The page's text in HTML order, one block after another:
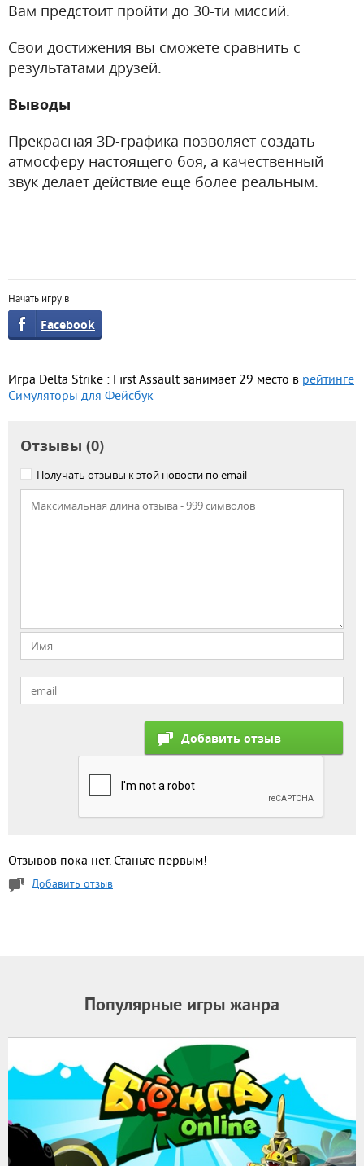
Вам предстоит пройти до 30-ти миссий.
Свои достижения вы сможете сравнить с
результатами друзей.
Выводы
Прекрасная 3D-графика позволяет создать
атмосферу настоящего боя, а качественный
звук делает действие еще более реальным.
Начать игру в
Facebook
Игра Delta Strike : First Assault занимает 29 место в рейтинге
Симуляторы для Фейсбук
Отзывы (0)
Получать отзывы к этой новости по email
Отзывов пока нет. Станьте первым!
Добавить отзыв
Популярные игры жанра